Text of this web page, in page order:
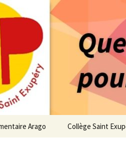
depuis
scolaire Dolent-Arago-
Arago Collège Saint